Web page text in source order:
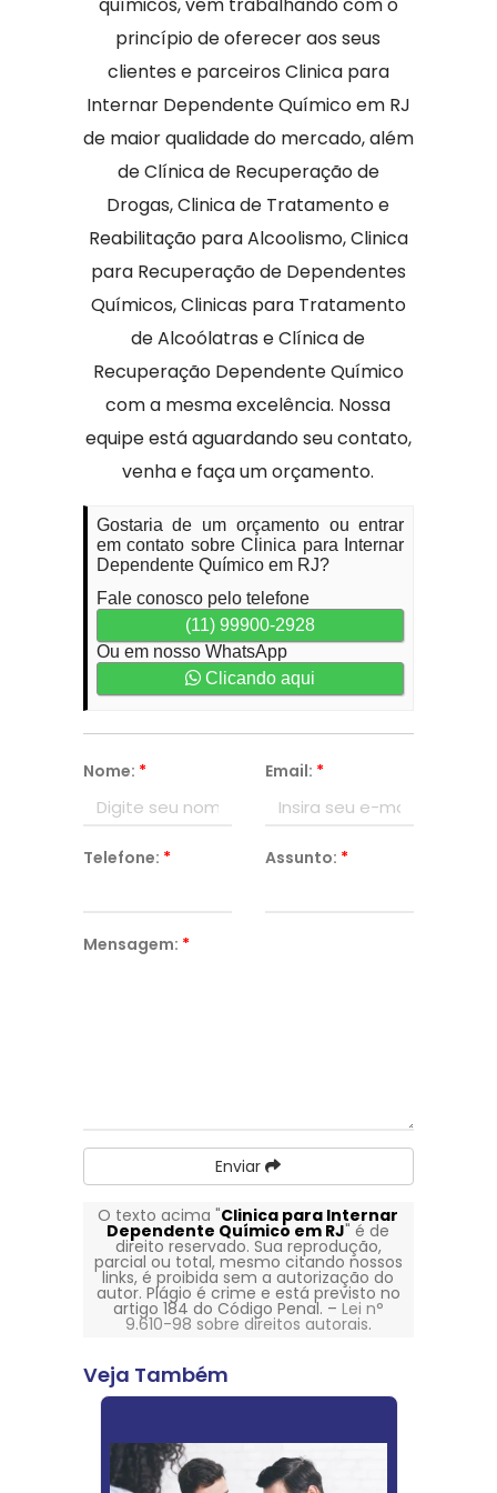
princípio de oferecer aos seus
clientes e parceiros Clinica para
Internar Dependente Químico em RJ
de maior qualidade do mercado, além
de Clínica de Recuperação de
Drogas, Clinica de Tratamento e
Reabilitação para Alcoolismo, Clinica
para Recuperação de Dependentes
Químicos, Clinicas para Tratamento
de Alcoólatras e Clínica de
Recuperação Dependente Químico
com a mesma excelência. Nossa
equipe está aguardando seu contato,
venha e faça um orçamento.
Gostaria de um orçamento ou entrar
em contato sobre Clinica para Internar
Dependente Químico em RJ?
Fale conosco pelo telefone
(11) 99900-2928
Ou em nosso WhatsApp
Clicando aqui
Nome: * Email: *
Telefone: * Assunto: *
Mensagem: *
Enviar
O texto acima "Clinica para Internar
Dependente Químico em RJ" é de
direito reservado. Sua reprodução,
parcial ou total, mesmo citando nossos
links, é proibida sem a autorização do
autor. Plágio é crime e está previsto no
artigo 184 do Código Penal. – Lei n°
9.610-98 sobre direitos autorais.
Veja Também